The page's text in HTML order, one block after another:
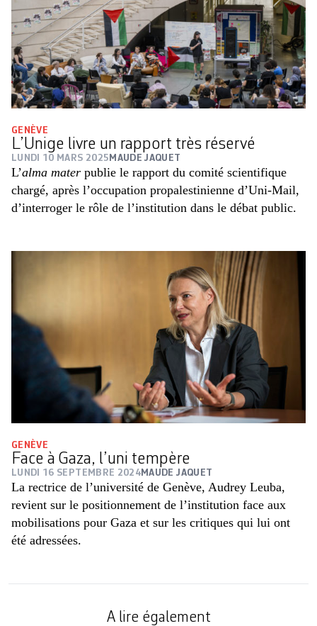
GENÈVE
L’Unige livre un rapport très réservé
LUNDI 10 MARS 2025 MAUDE JAQUET
L’alma mater publie le rapport du comité scientifique
chargé, après l’occupation propalestinienne d’Uni-Mail,
d’interroger le rôle de l’institution dans le débat public.
GENÈVE
Face à Gaza, l’uni tempère
LUNDI 16 SEPTEMBRE 2024 MAUDE JAQUET
La rectrice de l’université de Genève, Audrey Leuba,
revient sur le positionnement de l’institution face aux
mobilisations pour Gaza et sur les critiques qui lui ont
été adressées.
A lire également